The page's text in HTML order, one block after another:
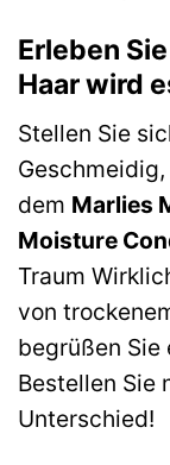
Erleben
Haar wird
Stellen Sie
dem Marlies
Moisture
Traum
von
begrüßen Sie
Bestellen Sie
Unterschied!